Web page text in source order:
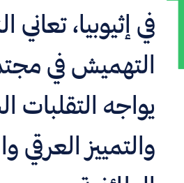
في إثيوبيا،
التهميش في
يواجه التقلبات
والتمييز العرقي